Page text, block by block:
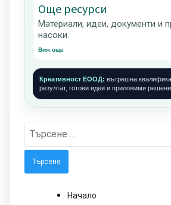
Още ресурси
Материали, идеи, документи и
насоки.
Виж още
Креативност ЕООД: вътрешна
резултат, готови идеи и приложими
Търсене
Начало